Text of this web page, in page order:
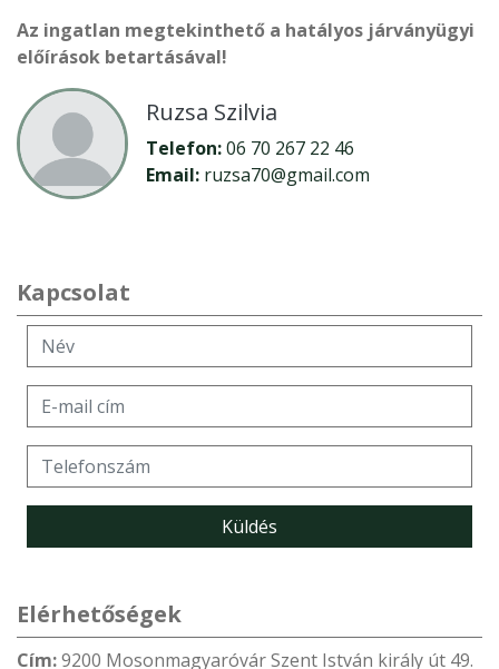
Az ingatlan megtekinthető a hatályos járványügyi
előírások betartásával!
Ruzsa Szilvia
Telefon:06 70 267 22 46
Email: ruzsa70@gmail.com
Kapcsolat
Név: *
E-mail cím: *
Telefonszám: *
Küldés
Elérhetőségek
Cím:9200 Mosonmagyaróvár Szent István király út 49.